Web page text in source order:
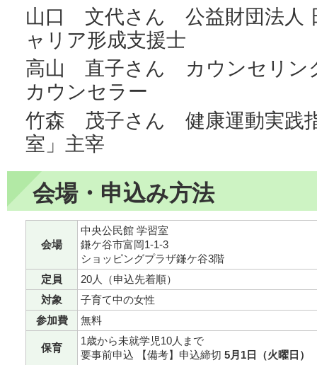
山口 文代さん 公益財団法人
ャリア形成支援士
高山 直子さん カウンセリン
カウンセラー
竹森 茂子さん 健康運動実践
室」主宰
会場・申込み方法
会場
中央公民館 学習室
鎌ケ谷市富岡1-1-3
ショッピングプラザ鎌ケ谷3階
定員
20人（申込先着順）
対象
子育て中の女性
参加費
無料
保育
1歳から未就学児10人まで
要事前申込 【備考】申込締切 5月1日（火曜日）